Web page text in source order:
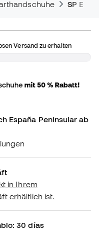
SP
Versand zu erhalten
España Peninsular ab
in Ihrem
erhältlich ist.
30 días